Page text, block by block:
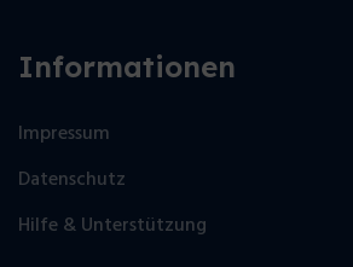
Informationen
Impressum
Datenschutz
Hilfe & Unterstützung